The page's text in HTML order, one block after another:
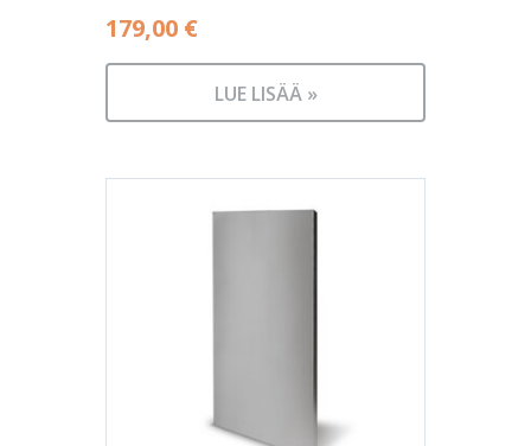
179,00 €
LUE LISÄÄ »